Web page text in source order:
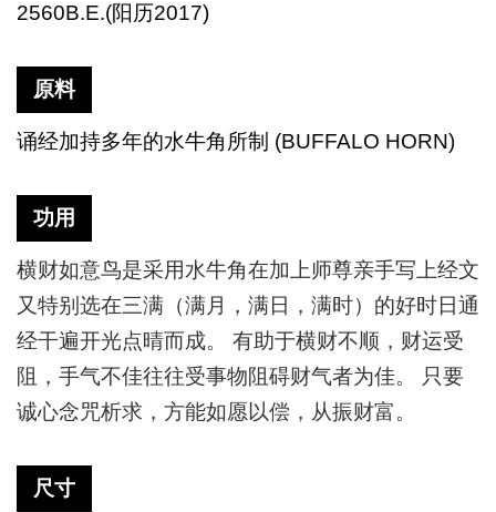
2560B.E.(阳历2017)
原料
诵经加持多年的水牛角所制 (BUFFALO HORN)
功用
横财如意鸟是采用水牛角在加上师尊亲手写上经文
又特别选在三满（满月，满日，满时）的好时日通
经干遍开光点晴而成。
有助于横财不顺，财运受
阻，手气不佳往往受事物阻碍财气者为佳。 只要
诚心念咒析求，方能如愿以偿，从振财富。
尺寸